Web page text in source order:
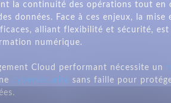
la continuité des opérations tout
données. Face à ces enjeux, la mise
alliant flexibilité et sécurité,
numérique.
Cloud performant nécessite un
cybersécurité sans faille pour